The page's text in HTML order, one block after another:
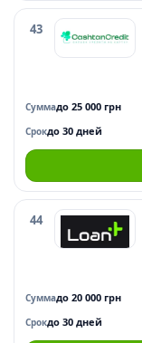
43
Суммадо 25 000 грн
Срокдо 30 дней
44
Суммадо 20 000 грн
Срокдо 30 дней